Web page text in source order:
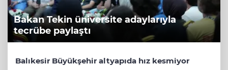
Bakan Tekin üniversite adaylarıyla
tecrübe paylaştı
Balıkesir Büyükşehir altyapıda hız kesmiyor